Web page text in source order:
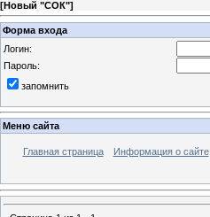
[Новый "СОК"]
Форма входа
Логин:
Пароль:
запомнить
Меню сайта
Главная страница Информация о сайте